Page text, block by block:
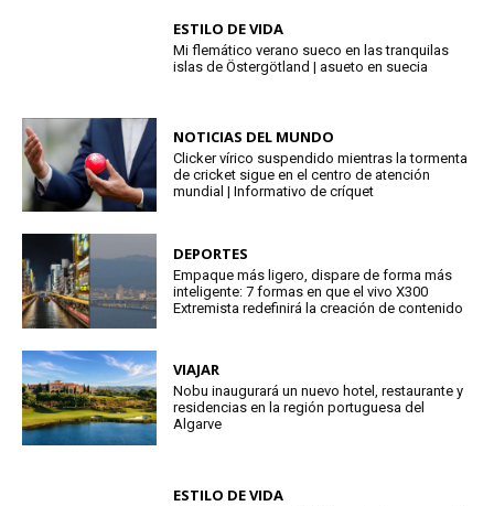
ESTILO DE VIDA
Mi flemático verano sueco en las tranquilas
islas de Östergötland | asueto en suecia
NOTICIAS DEL MUNDO
Clicker vírico suspendido mientras la tormenta
de cricket sigue en el centro de atención
mundial | Informativo de críquet
DEPORTES
Empaque más ligero, dispare de forma más
inteligente: 7 formas en que el vivo X300
Extremista redefinirá la creación de contenido
VIAJAR
Nobu inaugurará un nuevo hotel, restaurante y
residencias en la región portuguesa del
Algarve
ESTILO DE VIDA